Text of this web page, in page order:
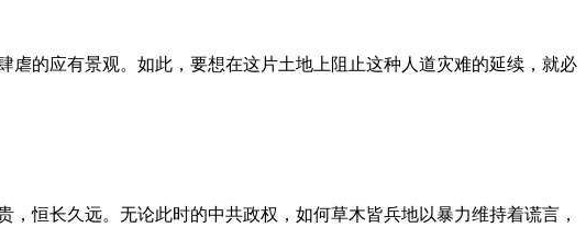
的应有景观。如此，要想在这片土地上阻止这种人道灾难的延续，就必
恒长久远。无论此时的中共政权，如何草木皆兵地以暴力维持着谎言，